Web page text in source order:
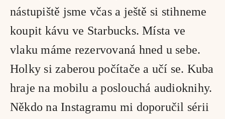
nástupiště jsme včas a ještě si stihneme
koupit kávu ve Starbucks. Místa ve
vlaku máme rezervovaná hned u sebe.
Holky si zaberou počítače a učí se. Kuba
hraje na mobilu a poslouchá audioknihy.
Někdo na Instagramu mi doporučil sérii